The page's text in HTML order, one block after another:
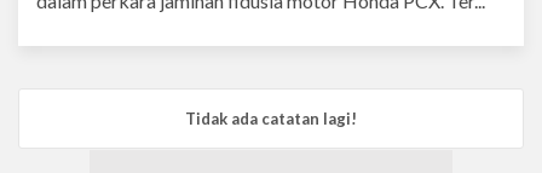
Tidak ada catatan lagi!